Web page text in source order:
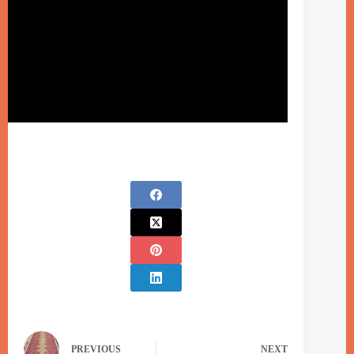
PREVIOUS NEXT